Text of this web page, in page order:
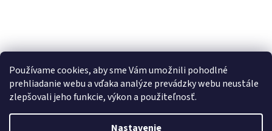
Používame cookies, aby sme Vám umožnili pohodlné
prehliadanie webu a vďaka analýze prevádzky webu neustále
zlepšovali jeho funkcie, výkon a použiteľnosť.
Nastavenie